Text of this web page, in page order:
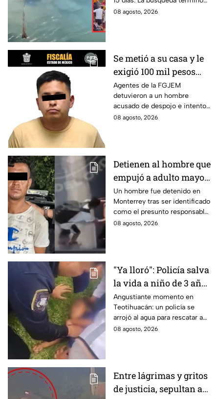
Crisanto
cuando el pescador fue
08 agosto, 2026
Se metió a su casa y le
exigió 100 mil pesos
para devolvérsela; cae
otro por despojo en
Edomex
Agentes de la FGJEM
detuvieron a un hombre
acusado de despojo e intento
de extorsión en el Edomex.
08 agosto, 2026
Detienen al hombre que
empujó a adulto mayor
contra tráiler; provocó
su muerte en
Monterrey
Un hombre fue detenido en
Monterrey tras ser identificado
como el presunto responsable
de la muerte de un adulto
08 agosto, 2026
"Ya lloró": Policía salva
la vida a niño de 3 años
que cayó a un lago en
Teotihuacán; aplicó
RCP (VIDEO)
Angustiante momento en
Teotihuacán: un policía se
arrojó al agua para rescatar a
un pequeño que no respiraba y
08 agosto, 2026
Entre lágrimas y gritos
de justicia, sepultan a